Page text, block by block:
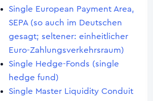
Single European Payment Area,
SEPA (so auch im Deutschen
gesagt; seltener: einheitlicher
Euro-Zahlungsverkehrsraum)
Single Hedge-Fonds (single
hedge fund)
Single Master Liquidity Conduit